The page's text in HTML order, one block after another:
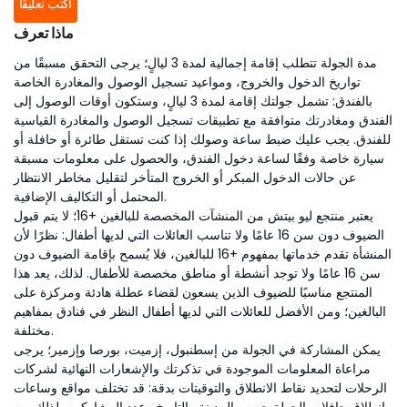
اكتب تعليقًا
ماذا تعرف
مدة الجولة تتطلب إقامة إجمالية لمدة 3 ليالٍ؛ يرجى التحقق مسبقًا من
تواريخ الدخول والخروج، ومواعيد تسجيل الوصول والمغادرة الخاصة
بالفندق: تشمل جولتك إقامة لمدة 3 ليالٍ، وستكون أوقات الوصول إلى
الفندق ومغادرتك متوافقة مع تطبيقات تسجيل الوصول والمغادرة القياسية
للفندق. يجب عليك ضبط ساعة وصولك إذا كنت تستقل طائرة أو حافلة أو
سيارة خاصة وفقًا لساعة دخول الفندق، والحصول على معلومات مسبقة
عن حالات الدخول المبكر أو الخروج المتأخر لتقليل مخاطر الانتظار
المحتمل أو التكاليف الإضافية.
يعتبر منتجع ليو بيتش من المنشآت المخصصة للبالغين +16؛ لا يتم قبول
الضيوف دون سن 16 عامًا ولا تناسب العائلات التي لديها أطفال: نظرًا لأن
المنشأة تقدم خدماتها بمفهوم +16 للبالغين، فلا يُسمح بإقامة الضيوف دون
سن 16 عامًا ولا توجد أنشطة أو مناطق مخصصة للأطفال. لذلك، يعد هذا
المنتجع مناسبًا للضيوف الذين يسعون لقضاء عطلة هادئة ومركزة على
البالغين؛ ومن الأفضل للعائلات التي لديها أطفال النظر في فنادق بمفاهيم
مختلفة.
يمكن المشاركة في الجولة من إسطنبول، إزميت، بورصا وإزمير؛ يرجى
مراعاة المعلومات الموجودة في تذكرتك والإشعارات النهائية لشركات
الرحلات لتحديد نقاط الانطلاق والتوقيتات بدقة: قد تختلف مواقع وساعات